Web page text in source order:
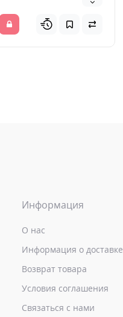
Информация
О нас
Информация о доставке
Возврат товара
Условия соглашения
Связаться с нами